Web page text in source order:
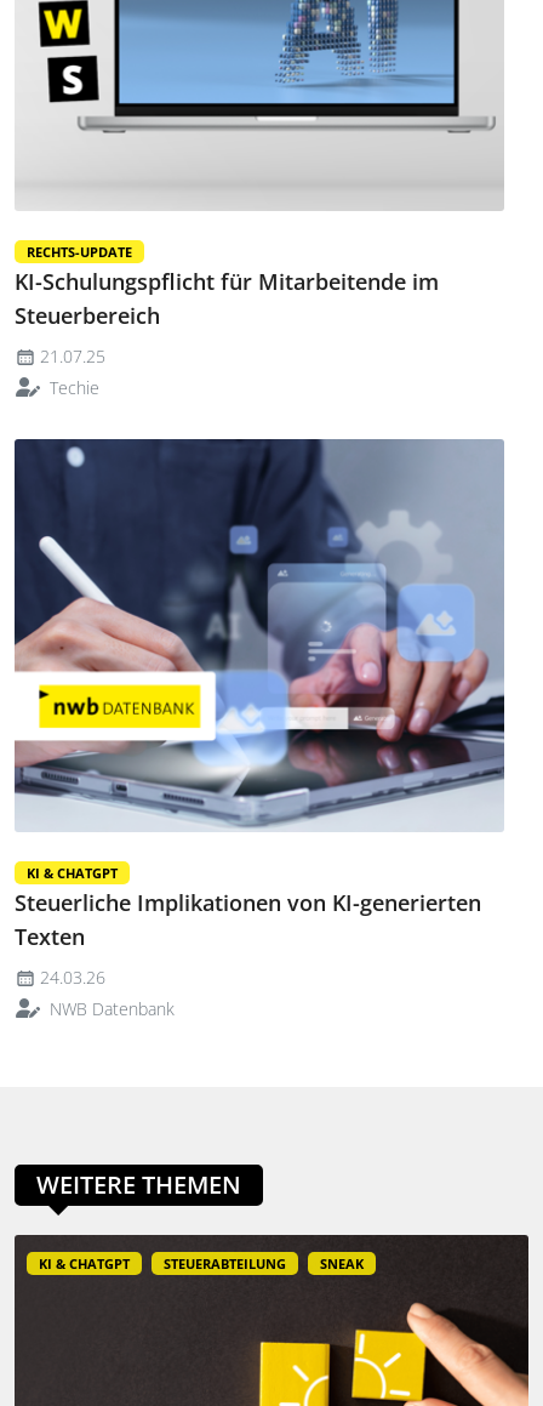
RECHTS-UPDATE
KI-Schulungspflicht für Mitarbeitende im
Steuerbereich
21.07.25
Techie
KI & CHATGPT
Steuerliche Implikationen von KI-generierten
Texten
24.03.26
NWB Datenbank
WEITERE THEMEN
KI & CHATGPT STEUERABTEILUNG SNEAK